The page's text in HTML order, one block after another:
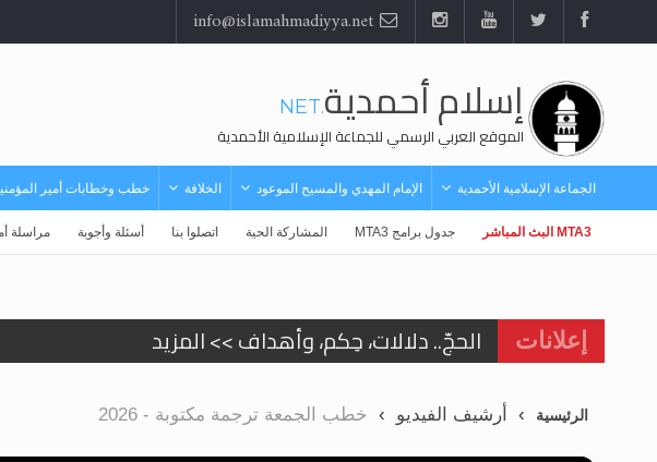
إسلام أحمدية.NET
الموقع العربي الرسمي للجماعة الإسلامية الأحمدية
الجماعة الإسلامية الأحمدية الإمام المهدي والمسيح الموعود الخلافة خطب وخطابات أمير
MTA3 البث المباشر جدول برامج MTA3 المشاركة الحية اتصلوا بنا أسئلة وأجوبة مراسلة
إعلانات
الحجّ.. دلالات، حِكم، وأهداف >> المزيد
اقرأ هذا المقال في أهمية عيد الأضحى وأحكامه >>
الرئيسية أرشيف الفيديو خطب الجمعة ترجمة مكتوبة - 2026